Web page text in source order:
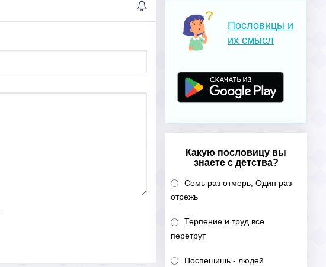
Пословицы и
их смысл
Какую пословицу вы
знаете с детства?
Семь раз отмерь, Один раз
отрежь
Терпение и труд все
перетрут
Поспешишь - людей